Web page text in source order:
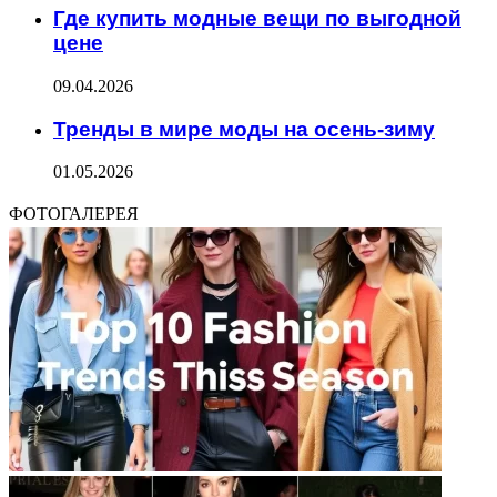
Где купить модные вещи по выгодной
цене
09.04.2026
Тренды в мире моды на осень-зиму
01.05.2026
ФОТОГАЛЕРЕЯ